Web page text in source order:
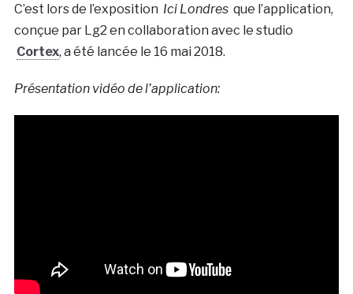
C’est lors de l’exposition Ici Londresque l’application,
conçue par Lg2 en collaboration avec le studio
Cortex, a été lancée le 16 mai 2018.
Présentation vidéo de l’application: